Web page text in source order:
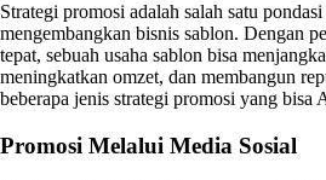
Strategi promosi adalah salah satu
mengembangkan bisnis sablon. Dengan
tepat, sebuah usaha sablon bisa
meningkatkan omzet, dan membangun
beberapa jenis strategi promosi yang bisa
Promosi Melalui Media Sosial